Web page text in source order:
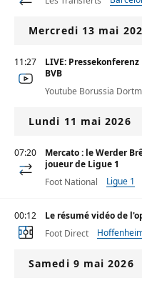
Mercredi 13 mai
11:27
LIVE:
BVB
Youtube Borussia
Lundi 11 mai 2026
07:20
Mercato : le Werder
joueur de Ligue 1
Foot National
Ligue 1
00:12
Le résumé vidéo de
Foot Direct
Samedi 9 mai 2026